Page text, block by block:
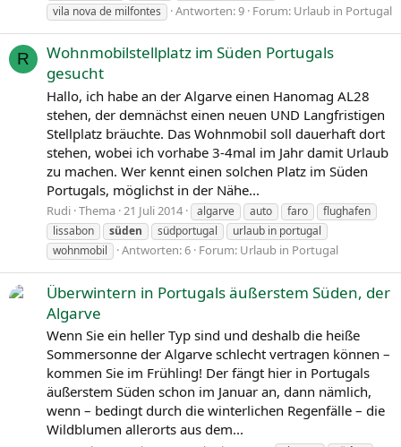
vila nova de milfontes
Antworten: 9 Forum: Urlaub in Portugal
R
Wohnmobilstellplatz im Süden Portugals
gesucht
Hallo, ich habe an der Algarve einen Hanomag AL28
stehen, der demnächst einen neuen UND Langfristigen
Stellplatz bräuchte. Das Wohnmobil soll dauerhaft dort
stehen, wobei ich vorhabe 3-4mal im Jahr damit Urlaub
zu machen. Wer kennt einen solchen Platz im Süden
Portugals, möglichst in der Nähe...
Rudi Thema 21 Juli 2014 algarve auto faro
flughafen
lissabon
süden südportugal
urlaub in portugal
wohnmobil
Antworten: 6 Forum: Urlaub in Portugal
Überwintern in Portugals äußerstem Süden, der
Algarve
Wenn Sie ein heller Typ sind und deshalb die heiße
Sommersonne der Algarve schlecht vertragen können –
kommen Sie im Frühling! Der fängt hier in Portugals
äußerstem Süden schon im Januar an, dann nämlich,
wenn – bedingt durch die winterlichen Regenfälle – die
Wildblumen allerorts aus dem...